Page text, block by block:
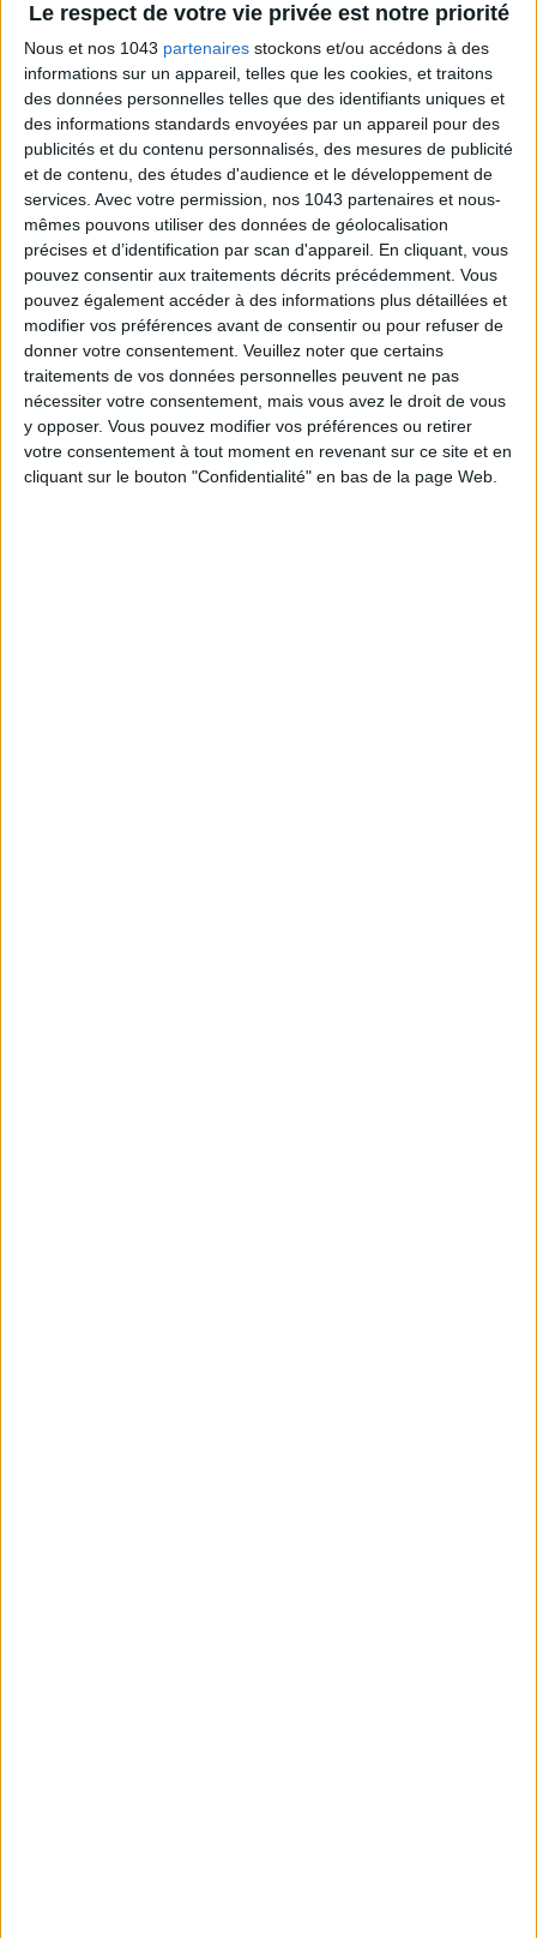
Le respect de votre vie privée est notre priorité
Nous et nos 1043 partenaires stockons et/ou accédons à des
informations sur un appareil, telles que les cookies, et traitons
des données personnelles telles que des identifiants uniques et
des informations standards envoyées par un appareil pour des
publicités et du contenu personnalisés, des mesures de publicité
et de contenu, des études d'audience et le développement de
services. Avec votre permission, nos 1043 partenaires et nous-
mêmes pouvons utiliser des données de géolocalisation
précises et d’identification par scan d'appareil. En cliquant, vous
pouvez consentir aux traitements décrits précédemment. Vous
pouvez également accéder à des informations plus détaillées et
modifier vos préférences avant de consentir ou pour refuser de
donner votre consentement. Veuillez noter que certains
traitements de vos données personnelles peuvent ne pas
nécessiter votre consentement, mais vous avez le droit de vous
y opposer. Vous pouvez modifier vos préférences ou retirer
votre consentement à tout moment en revenant sur ce site et en
cliquant sur le bouton "Confidentialité" en bas de la page Web.
Subscribe for our newsletter
SUBSCRIBE
ADOPT PARFUMS IS REVOLUTIONIZING AFFORDABLE MADE-IN-FRANCE